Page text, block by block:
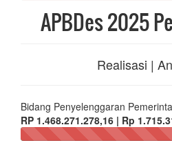
APBDes 2025
Realisasi |
Bidang Penyelenggaran
RP 1.468.271.278,16 | Rp